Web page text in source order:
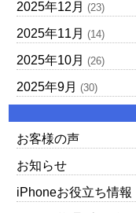
2025年12月 (23)
2025年11月 (14)
2025年10月 (26)
2025年9月 (30)
お客様の声
お知らせ
iPhoneお役立ち情報